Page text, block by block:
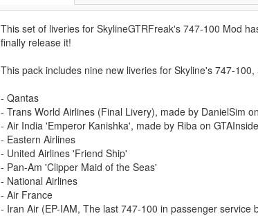
This set of liveries for SkylineGTRFreak's 747-100 Mod
finally release it!
This pack includes nine new liveries for Skyline's 747-
- Qantas
- Trans World Airlines (Final Livery), made by DanielSim
- Air India 'Emperor Kanishka', made by Riba on GTAInside
- Eastern Airlines
- United Airlines 'Friend Ship'
- Pan-Am 'Clipper Maid of the Seas'
- National Airlines
- Air France
- Iran Air (EP-IAM, The last 747-100 in passenger